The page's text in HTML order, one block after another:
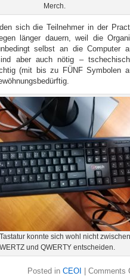
Merch.
sich die Teilnehmer in der
länger dauern, weil die
selbst an die Computer
aber auch nötig –
(mit bis zu FÜNF Symbolen
konnte sich wohl nicht zwischen
und QWERTY entscheiden.
Posted in CEOI Comments